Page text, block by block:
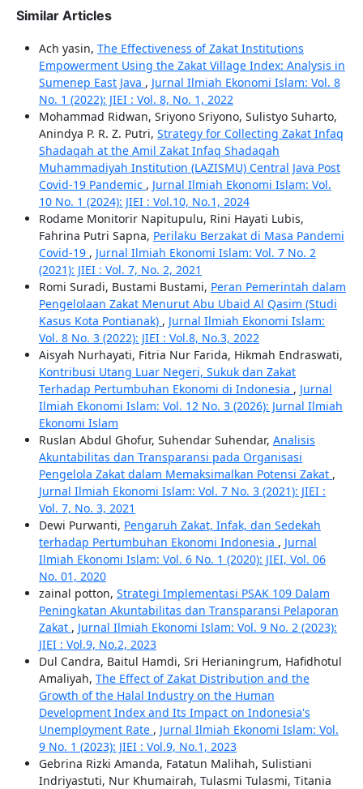
Similar Articles
Ach yasin, The Effectiveness of Zakat Institutions
Empowerment Using the Zakat Village Index: Analysis in
Sumenep East Java , Jurnal Ilmiah Ekonomi Islam: Vol. 8
No. 1 (2022): JIEI : Vol. 8, No. 1, 2022
Mohammad Ridwan, Sriyono Sriyono, Sulistyo Suharto,
Anindya P. R. Z. Putri, Strategy for Collecting Zakat Infaq
Shadaqah at the Amil Zakat Infaq Shadaqah
Muhammadiyah Institution (LAZISMU) Central Java Post
Covid-19 Pandemic , Jurnal Ilmiah Ekonomi Islam: Vol.
10 No. 1 (2024): JIEI : Vol.10, No.1, 2024
Rodame Monitorir Napitupulu, Rini Hayati Lubis,
Fahrina Putri Sapna, Perilaku Berzakat di Masa Pandemi
Covid-19 , Jurnal Ilmiah Ekonomi Islam: Vol. 7 No. 2
(2021): JIEI : Vol. 7, No. 2, 2021
Romi Suradi, Bustami Bustami, Peran Pemerintah dalam
Pengelolaan Zakat Menurut Abu Ubaid Al Qasim (Studi
Kasus Kota Pontianak) , Jurnal Ilmiah Ekonomi Islam:
Vol. 8 No. 3 (2022): JIEI : Vol.8, No.3, 2022
Aisyah Nurhayati, Fitria Nur Farida, Hikmah Endraswati,
Kontribusi Utang Luar Negeri, Sukuk dan Zakat
Terhadap Pertumbuhan Ekonomi di Indonesia , Jurnal
Ilmiah Ekonomi Islam: Vol. 12 No. 3 (2026): Jurnal Ilmiah
Ekonomi Islam
Ruslan Abdul Ghofur, Suhendar Suhendar, Analisis
Akuntabilitas dan Transparansi pada Organisasi
Pengelola Zakat dalam Memaksimalkan Potensi Zakat ,
Jurnal Ilmiah Ekonomi Islam: Vol. 7 No. 3 (2021): JIEI :
Vol. 7, No. 3, 2021
Dewi Purwanti, Pengaruh Zakat, Infak, dan Sedekah
terhadap Pertumbuhan Ekonomi Indonesia , Jurnal
Ilmiah Ekonomi Islam: Vol. 6 No. 1 (2020): JIEI, Vol. 06
No. 01, 2020
zainal potton, Strategi Implementasi PSAK 109 Dalam
Peningkatan Akuntabilitas dan Transparansi Pelaporan
Zakat , Jurnal Ilmiah Ekonomi Islam: Vol. 9 No. 2 (2023):
JIEI : Vol.9, No.2, 2023
Dul Candra, Baitul Hamdi, Sri Herianingrum, Hafidhotul
Amaliyah, The Effect of Zakat Distribution and the
Growth of the Halal Industry on the Human
Development Index and Its Impact on Indonesia's
Unemployment Rate , Jurnal Ilmiah Ekonomi Islam: Vol.
9 No. 1 (2023): JIEI : Vol.9, No.1, 2023
Gebrina Rizki Amanda, Fatatun Malihah, Sulistiani
Indriyastuti, Nur Khumairah, Tulasmi Tulasmi, Titania